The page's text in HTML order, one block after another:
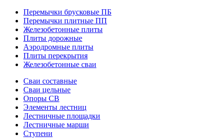
Перемычки брусковые ПБ
Перемычки плитные ПП
Железобетонные плиты
Плиты дорожные
Аэродромные плиты
Плиты перекрытия
Железобетонные сваи
Сваи составные
Сваи цельные
Опоры СВ
Элементы лестниц
Лестничные площадки
Лестничные марши
Ступени